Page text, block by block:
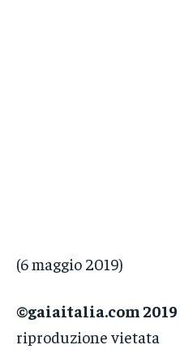
(6 maggio 2019)
©gaiaitalia.com 2019
riproduzione vietata